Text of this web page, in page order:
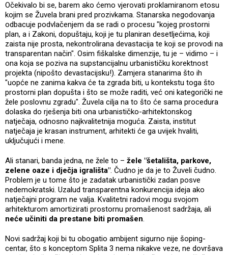
Očekivalo bi se, barem ako ćemo vjerovati proklamiranom etosu
kojim se Žuvela brani pred prozivkama. Stanarska negodovanja
odbacuje podvlačenjem da se radi o procesu "kojeg prostorni
plan, a i Zakoni, dopuštaju, koji je tu planiran desetljećima, koji
zaista nije prosta, nekontrolirana devastacija te koji se provodi na
transparentan način". Osim fiškalske dimenzije, tu je – vidimo – i
ona koja se poziva na supstancijalnu urbanističku korektnost
projekta (nipošto devastacijsku!). Zamjera stanarima što ih
"uopće ne zanima kakva će ta zgrada biti, u kontekstu toga što
prostorni plan dopušta i što se može raditi, već oni kategorički ne
žele poslovnu zgradu". Žuvela cilja na to što će sama procedura
dolaska do rješenja biti ona urbanističko-arhitektonskog
natječaja, odnosno najkvalitetnija moguća. Zaista, institut
natječaja je krasan instrument, arhitekti će ga uvijek hvaliti,
uključujući i mene.
Ali stanari, banda jedna, ne žele to – žele "šetališta, parkove,
zelene oaze i dječja igrališta". Čudno je da je to Žuveli čudno.
Problem je u tome što je zadatak urbanistički zadan posve
nedemokratski. Uzalud transparentna konkurencija ideja ako
natječajni program ne valja. Kvalitetni radovi mogu svojom
arhitekturom amortizirati prostornu promašenost sadržaja, ali
neće učiniti da prestane biti promašen.
Novi sadržaj koji bi tu obogatio ambijent sigurno nije šoping-
centar, što s konceptom Splita 3 nema nikakve veze, ne dovršava